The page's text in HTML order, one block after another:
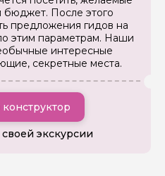
бюджет. После этого
предложения гидов на
этим параметрам. Наши
интересные
секретные места.
своей экскурсии